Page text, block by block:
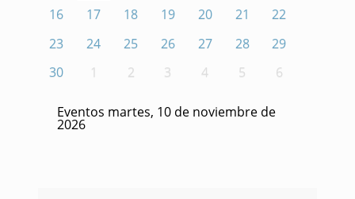
16
17 18 19 20 21
22
23
24 25 26 27 28
29
30
1 2 3 4 5 6
Eventos martes, 10 de noviembre de
2026